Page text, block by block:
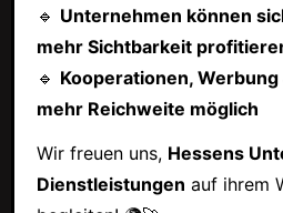
🔹 Unternehmen können
mehr Sichtbarkeit
🔹 Kooperationen,
mehr Reichweite möglich
Wir freuen uns, Hessens
Dienstleistungen auf ihrem